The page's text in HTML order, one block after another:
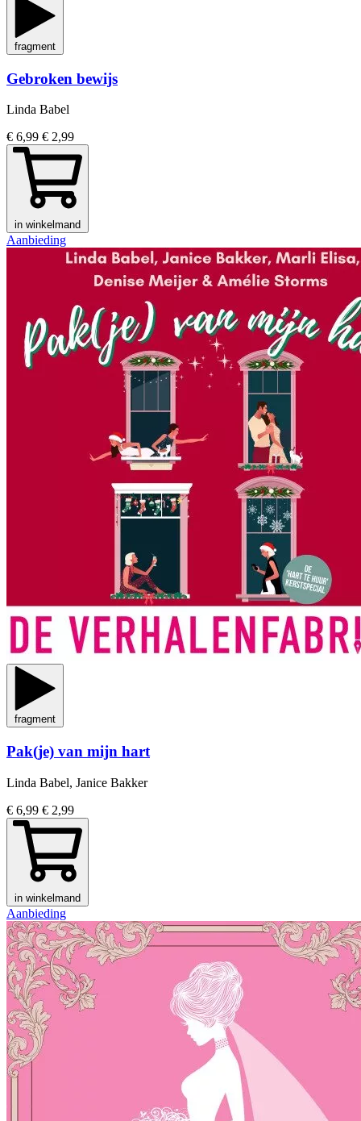
fragment
Gebroken bewijs
Linda Babel
€ 6,99 € 2,99
in winkelmand
Aanbieding
fragment
Pak(je) van mijn hart
Linda Babel, Janice Bakker
€ 6,99 € 2,99
in winkelmand
Aanbieding